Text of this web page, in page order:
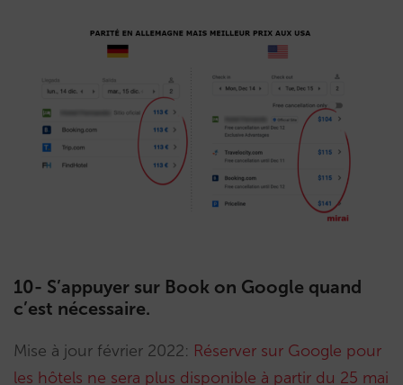
10- S’appuyer sur Book on Google quand
c’est nécessaire.
Mise à jour février 2022: Réserver sur Google pour
les hôtels ne sera plus disponible à partir du 25 mai